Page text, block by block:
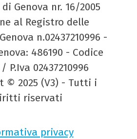
Genova nr. 16/2005
al Registro delle
n.02437210996 -
486190 - Codice
P.Iva 02437210996
© 2025 (V3) - Tutti i
riservati
privacy